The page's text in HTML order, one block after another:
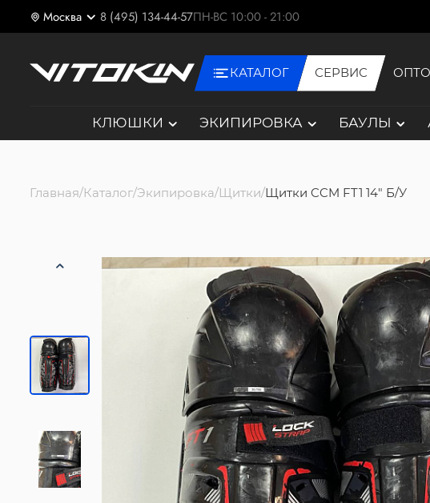
Москва 8 (495) 134-44-57ПН-ВС 10:00 - 21:00
КАТАЛОГ СЕРВИС
КЛЮШКИ ЭКИПИРОВКА БАУЛЫ
Главная Каталог Экипировка Щитки Щитки CCM FT1 14" Б/У